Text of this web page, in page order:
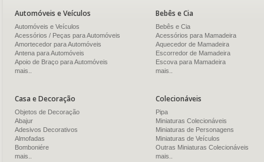
Automóveis e Veículos
Automóveis e Veículos
Acessórios / Peças para Automóveis
Amortecedor para Automóveis
Antena para Automóveis
Apoio de Braço para Automóveis
mais..
Bebês e Cia
Bebês e Cia
Acessórios para Mamadeira
Aquecedor de Mamadeira
Escorredor de Mamadeira
Escova para Mamadeira
mais..
Casa e Decoração
Objetos de Decoração
Abajur
Adesivos Decorativos
Almofadas
Bomboniére
mais..
Colecionáveis
Pipa
Miniaturas Colecionáveis
Miniaturas de Personagens
Miniaturas de Veículos
Outras Miniaturas Colecionáveis
mais..